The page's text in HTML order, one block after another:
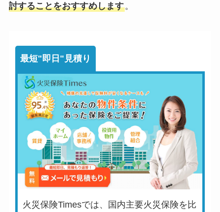
討することをおすすめします。
最短"即日"見積り
火災保険Timesでは、国内主要火災保険を比